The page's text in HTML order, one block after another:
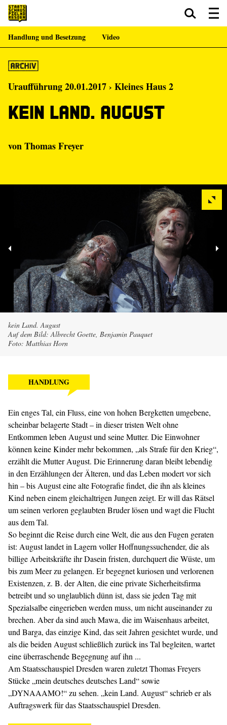
Zum Hauptinhalt springen Zum Footer springen
Handlung und Besetzung Video
Uraufführung 20.01.2017 › Kleines Haus 2
kein Land. August
vonThomas Freyer
kein Land. August
Auf dem Bild: Albrecht Goette, Benjamin Pauquet
Foto: Matthias Horn
HANDLUNG
Ein enges Tal, ein Fluss, eine von hohen Bergketten umgebene,
scheinbar belagerte Stadt – in dieser tristen Welt ohne
Entkommen leben August und seine Mutter. Die Einwohner
können keine Kinder mehr bekommen, „als Strafe für den Krieg“,
erzählt die Mutter August. Die Erinnerung daran bleibt lebendig
in den Erzählungen der Älteren, und das Leben modert vor sich
hin – bis August eine alte Fotografie findet, die ihn als kleines
Kind neben einem gleichaltrigen Jungen zeigt. Er will das Rätsel
um seinen verloren geglaubten Bruder lösen und wagt die Flucht
aus dem Tal.
So beginnt die Reise durch eine Welt, die aus den Fugen geraten
ist: August landet in Lagern voller Hoffnungssuchender, die als
billige Arbeitskräfte ihr Dasein fristen, durchquert die Wüste, um
bis zum Meer zu gelangen. Er begegnet kuriosen und verlorenen
Existenzen, z. B. der Alten, die eine private Sicherheitsfirma
betreibt und so unglaublich dünn ist, dass sie jeden Tag mit
Spezialsalbe eingerieben werden muss, um nicht auseinander zu
brechen. Aber da sind auch Mawa, die im Waisenhaus arbeitet,
und Barga, das einzige Kind, das seit Jahren gesichtet wurde, und
als die beiden August schließlich zurück ins Tal begleiten, wartet
eine überraschende Begegnung auf ihn ...
Am Staatsschauspiel Dresden waren zuletzt Thomas Freyers
Stücke „mein deutsches deutsches Land“ sowie
„DYNAAAMO!“ zu sehen. „kein Land. August“ schrieb er als
Auftragswerk für das Staatsschauspiel Dresden.